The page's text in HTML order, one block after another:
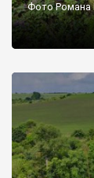
Фото Романа